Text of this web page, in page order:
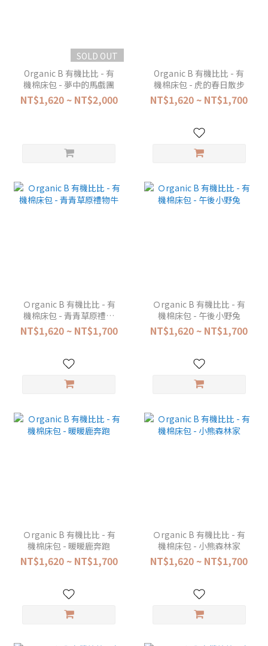
SOLD OUT
Organic B 有機比比 - 有
機棉床包 - 夢中的馬戲團
NT$1,620 ~ NT$2,000
Organic B 有機比比 - 有
機棉床包 - 虎的春日散步
NT$1,620 ~ NT$1,700
Ｏrganic B 有機比比 - 有
機棉床包 - 青青草原禮物
NT$1,620 ~ NT$1,700
Ｏrganic B 有機比比 - 有
機棉床包 - 午後小野兔
NT$1,620 ~ NT$1,700
Ｏrganic B 有機比比 - 有
機棉床包 - 暖暖鹿奔跑
NT$1,620 ~ NT$1,700
Ｏrganic B 有機比比 - 有
機棉床包 - 小熊森林家
NT$1,620 ~ NT$1,700